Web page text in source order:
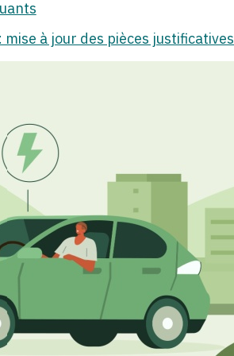
à jour des pièces justificatives